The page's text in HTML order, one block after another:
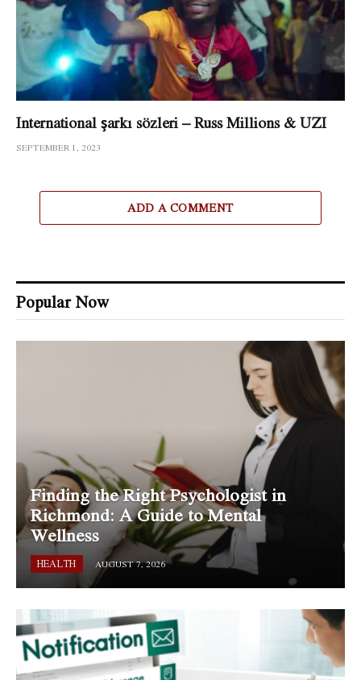
International şarkı sözleri – Russ Millions & UZI
SEPTEMBER 1, 2023
ADD A COMMENT
Popular Now
Finding the Right Psychologist in
Richmond: A Guide to Mental
Wellness
HEALTH AUGUST 7, 2026